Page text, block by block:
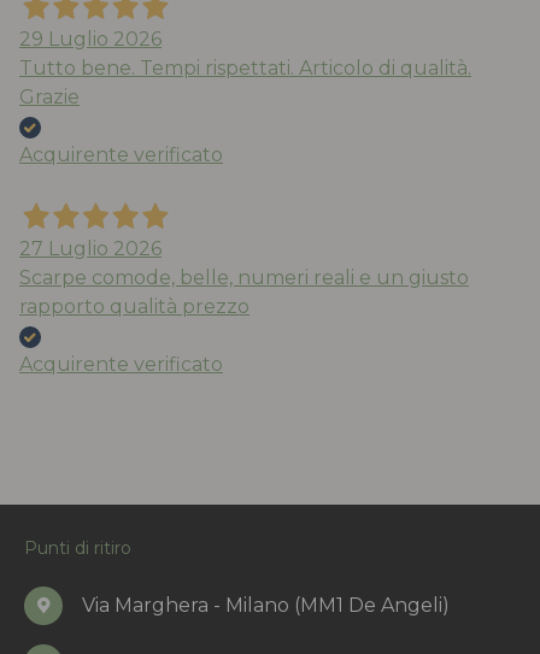
29 Luglio 2026
Tutto bene. Tempi rispettati. Articolo di qualità.
Grazie
Acquirente verificato
27 Luglio 2026
Scarpe comode, belle, numeri reali e un giusto
rapporto qualità prezzo
Acquirente verificato
Punti di ritiro
Via Marghera - Milano (MM1 De Angeli)